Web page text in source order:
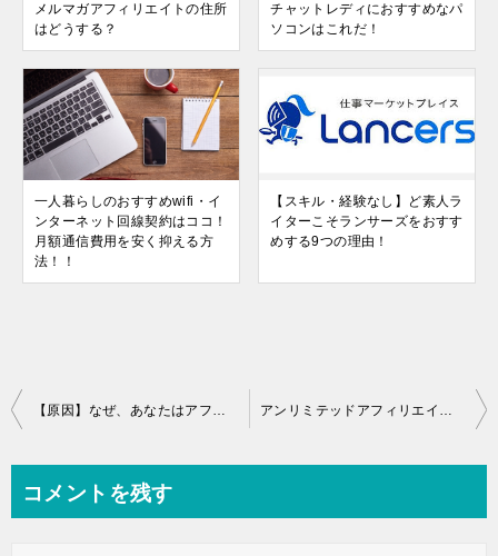
メルマガアフィリエイトの住所
はどうする？
チャットレディにおすすめなパ
ソコンはこれだ！
一人暮らしのおすすめwifi・イ
ンターネット回線契約はココ！
月額通信費用を安く抑える方
法！！
【スキル・経験なし】ど素人ラ
イターこそランサーズをおすす
めする9つの理由！
投
ビ
【原因】なぜ、あなたはアフィリエイトで稼げないのか？ アンリミテッドアフィリエイトで稼ぐコツをつかもう！
コメントを残す